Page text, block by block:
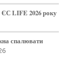
ЄС LIFE 2026 року
спалювати